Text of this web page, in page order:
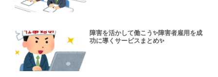
障害を活かして働こう✨障害者雇用を成
功に導くサービスまとめ✨